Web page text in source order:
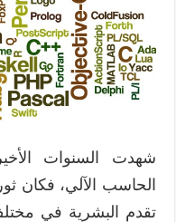
شهدت السنوات
الحاسب الآلي، فكان
تقدم البشرية في